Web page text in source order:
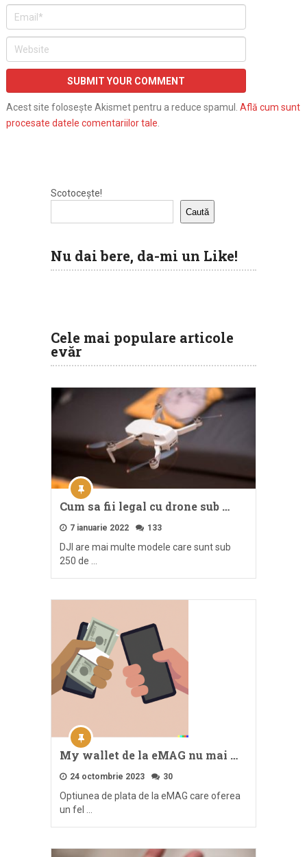
Acest site folosește Akismet pentru a reduce spamul. Află cum sunt
procesate datele comentariilor tale
Scotocește!
Caută
Nu dai bere, da-mi un Like!
Cele mai populare articole
evăr
Cum sa fii legal cu drone sub …
7 ianuarie 2022 133
DJI are mai multe modele care sunt sub
250 de …
My wallet de la eMAG nu mai …
24 octombrie 2023 30
Optiunea de plata de la eMAG care oferea
un fel …